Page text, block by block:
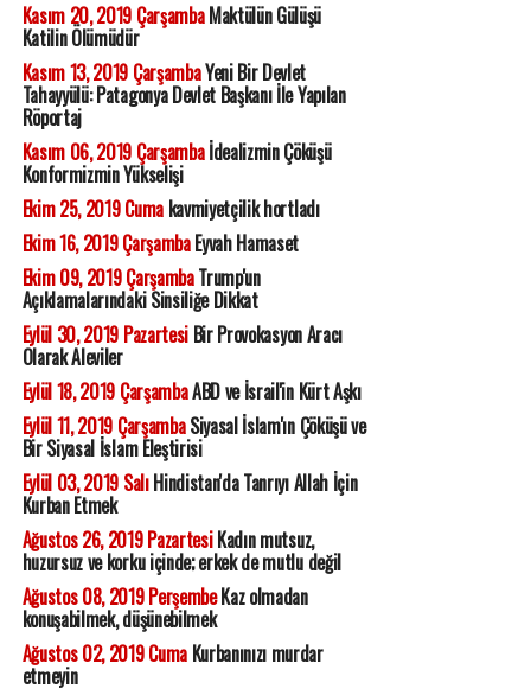
Kasım 20, 2019 ÇarşambaMaktülün Gülüşü
Katilin Ölümüdür
Kasım 13, 2019 ÇarşambaYeni Bir Devlet
Tahayyülü: Patagonya Devlet Başkanı İle Yapılan
Röportaj
Kasım 06, 2019 Çarşambaİdealizmin Çöküşü
Konformizmin Yükselişi
Ekim 25, 2019 Cumakavmiyetçilik hortladı
Ekim 16, 2019 ÇarşambaEyvah Hamaset
Ekim 09, 2019 ÇarşambaTrump'un
Açıklamalarındaki Sinsiliğe Dikkat
Eylül 30, 2019 PazartesiBir Provokasyon Aracı
Olarak Aleviler
Eylül 18, 2019 ÇarşambaABD ve İsrail'in Kürt Aşkı
Eylül 11, 2019 ÇarşambaSiyasal İslam'ın Çöküşü ve
Bir Siyasal İslam Eleştirisi
Eylül 03, 2019 SalıHindistan'da Tanrıyı Allah İçin
Kurban Etmek
Ağustos 26, 2019 PazartesiKadın mutsuz,
huzursuz ve korku içinde; erkek de mutlu değil
Ağustos 08, 2019 PerşembeKaz olmadan
konuşabilmek, düşünebilmek
Ağustos 02, 2019 CumaKurbanınızı murdar
etmeyin